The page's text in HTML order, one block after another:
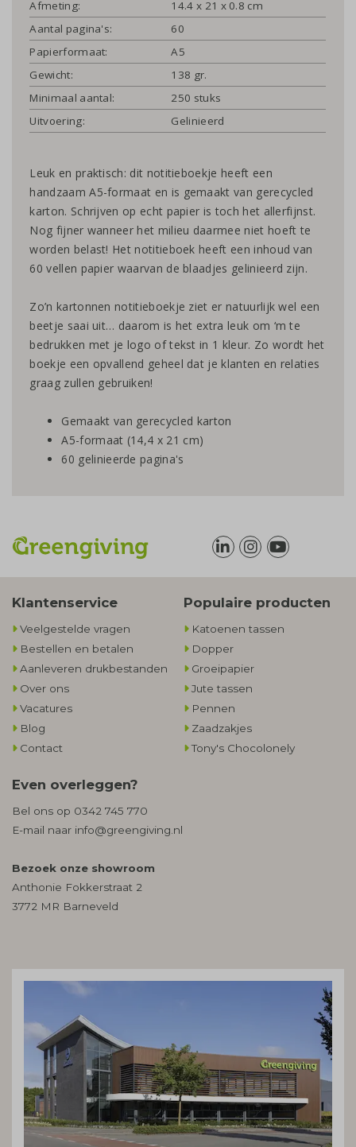
Afmeting:
14.4 x 21 x 0.8 cm
Aantal pagina's:
60
Papierformaat:
A5
Gewicht:
138 gr.
Minimaal aantal:
250 stuks
Uitvoering:
Gelinieerd
Leuk en praktisch: dit notitieboekje heeft een
handzaam A5-formaat en is gemaakt van gerecycled
karton. Schrijven op echt papier is toch het allerfijnst.
Nog fijner wanneer het milieu daarmee niet hoeft te
worden belast! Het notitieboek heeft een inhoud van
60 vellen papier waarvan de blaadjes gelinieerd zijn.
Zo’n kartonnen notitieboekje ziet er natuurlijk wel een
beetje saai uit… daarom is het extra leuk om ‘m te
bedrukken met je logo of tekst in 1 kleur. Zo wordt het
boekje een opvallend geheel dat je klanten en relaties
graag zullen gebruiken!
Gemaakt van gerecycled karton
A5-formaat (14,4 x 21 cm)
60 gelinieerde pagina's
Klantenservice
Veelgestelde vragen
Bestellen en betalen
Aanleveren drukbestanden
Over ons
Vacatures
Blog
Contact
Populaire producten
Katoenen tassen
Dopper
Groeipapier
Jute tassen
Pennen
Zaadzakjes
Tony's Chocolonely
Even overleggen?
Bel ons op 0342 745 770
E-mail naar info@greengiving.nl
Bezoek onze showroom
Anthonie Fokkerstraat 2
3772 MR Barneveld